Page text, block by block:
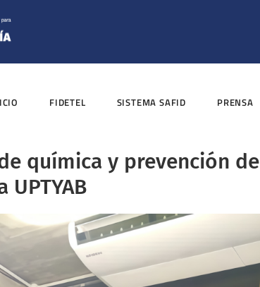
FIDETEL SISTEMA SAFID PRENSA
química y prevención de